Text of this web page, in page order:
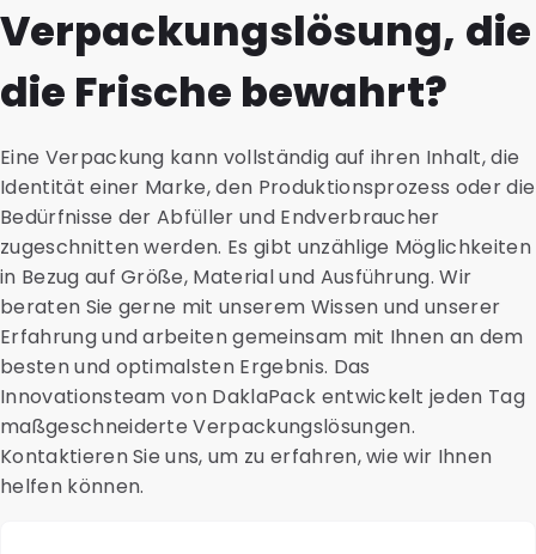
Verpackungslösung, die
die Frische bewahrt?
Eine Verpackung kann vollständig auf ihren Inhalt, die
Identität einer Marke, den Produktionsprozess oder die
Bedürfnisse der Abfüller und Endverbraucher
zugeschnitten werden. Es gibt unzählige Möglichkeiten
in Bezug auf Größe, Material und Ausführung. Wir
beraten Sie gerne mit unserem Wissen und unserer
Erfahrung und arbeiten gemeinsam mit Ihnen an dem
besten und optimalsten Ergebnis. Das
Innovationsteam von DaklaPack entwickelt jeden Tag
maßgeschneiderte Verpackungslösungen.
Kontaktieren Sie uns, um zu erfahren, wie wir Ihnen
helfen können.